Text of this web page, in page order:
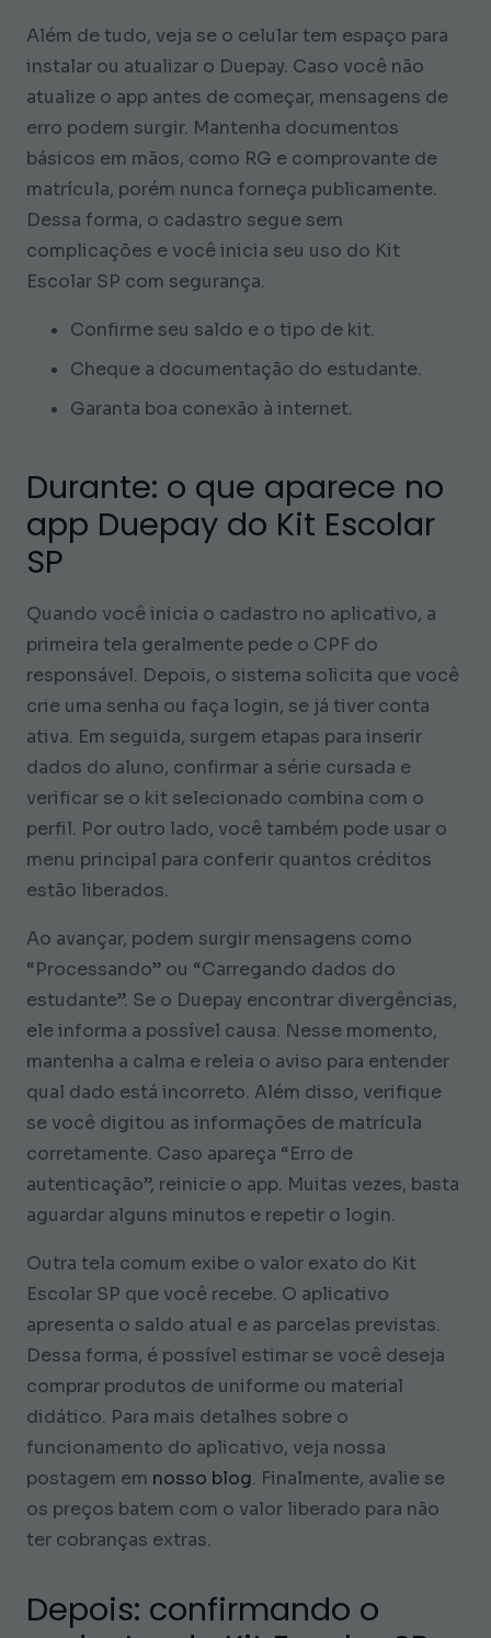
Além de tudo, veja se o celular tem espaço para
instalar ou atualizar o Duepay. Caso você não
atualize o app antes de começar, mensagens de
erro podem surgir. Mantenha documentos
básicos em mãos, como RG e comprovante de
matrícula, porém nunca forneça publicamente.
Dessa forma, o cadastro segue sem
complicações e você inicia seu uso do Kit
Escolar SP com segurança.
Confirme seu saldo e o tipo de kit.
Cheque a documentação do estudante.
Garanta boa conexão à internet.
Durante: o que aparece no
app Duepay do Kit Escolar
SP
Quando você inicia o cadastro no aplicativo, a
primeira tela geralmente pede o CPF do
responsável. Depois, o sistema solicita que você
crie uma senha ou faça login, se já tiver conta
ativa. Em seguida, surgem etapas para inserir
dados do aluno, confirmar a série cursada e
verificar se o kit selecionado combina com o
perfil. Por outro lado, você também pode usar o
menu principal para conferir quantos créditos
estão liberados.
Ao avançar, podem surgir mensagens como
“Processando” ou “Carregando dados do
estudante”. Se o Duepay encontrar divergências,
ele informa a possível causa. Nesse momento,
mantenha a calma e releia o aviso para entender
qual dado está incorreto. Além disso, verifique
se você digitou as informações de matrícula
corretamente. Caso apareça “Erro de
autenticação”, reinicie o app. Muitas vezes, basta
aguardar alguns minutos e repetir o login.
Outra tela comum exibe o valor exato do Kit
Escolar SP que você recebe. O aplicativo
apresenta o saldo atual e as parcelas previstas.
Dessa forma, é possível estimar se você deseja
comprar produtos de uniforme ou material
didático. Para mais detalhes sobre o
funcionamento do aplicativo, veja nossa
postagem em nosso blog. Finalmente, avalie se
os preços batem com o valor liberado para não
ter cobranças extras.
Depois: confirmando o